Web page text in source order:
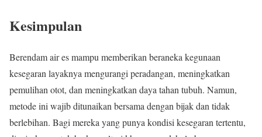
Kesimpulan
Berendam air es mampu memberikan beraneka kegunaan
kesegaran layaknya mengurangi peradangan, meningkatkan
pemulihan otot, dan meningkatkan daya tahan tubuh. Namun,
metode ini wajib ditunaikan bersama dengan bijak dan tidak
berlebihan. Bagi mereka yang punya kondisi kesegaran tertentu,